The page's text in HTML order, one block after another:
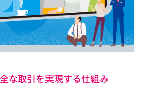
な取引を実現する仕組み